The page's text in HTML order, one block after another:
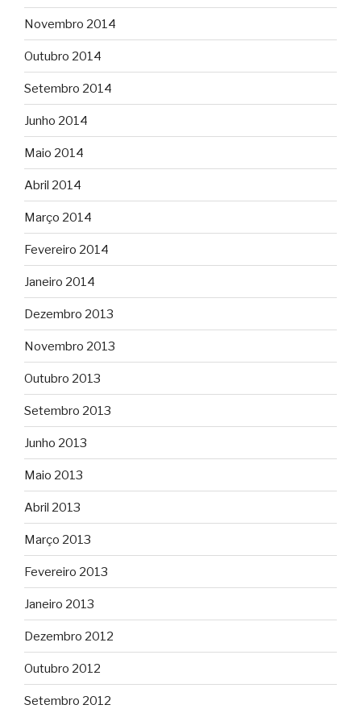
Novembro 2014
Outubro 2014
Setembro 2014
Junho 2014
Maio 2014
Abril 2014
Março 2014
Fevereiro 2014
Janeiro 2014
Dezembro 2013
Novembro 2013
Outubro 2013
Setembro 2013
Junho 2013
Maio 2013
Abril 2013
Março 2013
Fevereiro 2013
Janeiro 2013
Dezembro 2012
Outubro 2012
Setembro 2012